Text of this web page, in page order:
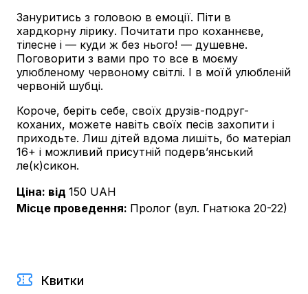
Зануритись з головою в емоції. Піти в
хардкорну лірику. Почитати про коханнєве,
тілесне і — куди ж без нього! — душевне.
Поговорити з вами про то все в моєму
улюбленому червоному світлі. І в моїй улюбленій
червоній шубці.
Короче, беріть себе, своїх друзів-подруг-
коханих, можете навіть своїх песів захопити і
приходьте. Лиш дітей вдома лишіть, бо матеріал
16+ і можливий присутній подервʼянський
ле(к)сикон.
Ціна: від 150 UAH
Місце проведення: Пролог (вул. Гнатюка 20-22)
Квитки